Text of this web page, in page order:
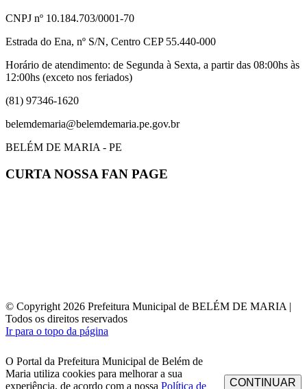
CNPJ nº 10.184.703/0001-70
Estrada do Ena, nº S/N, Centro CEP 55.440-000
Horário de atendimento: de Segunda à Sexta, a partir das 08:00hs às
12:00hs (exceto nos feriados)
(81) 97346-1620
belemdemaria@belemdemaria.pe.gov.br
BELÉM DE MARIA - PE
CURTA NOSSA FAN PAGE
© Copyright 2026 Prefeitura Municipal de BELÉM DE MARIA |
Todos os direitos reservados
Ir para o topo da página
O Portal da Prefeitura Municipal de Belém de
Maria utiliza cookies para melhorar a sua
experiência, de acordo com a nossa Política de CONTINUAR